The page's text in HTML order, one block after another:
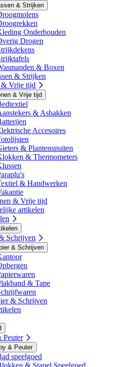
& Strijken
Onderhouden
Drogen
& Boxen
& Strijken
& Vrije tijd
& Vrije tijd
& Asbakken
Accesoires
& Plantenspuiten
& Thermometers
& Handwerken
& Vrije tijd
artikelen
Schrijven
& Schrijven
& Tape
& Schrijven
Peuter
& Peuter
speelgoed
& Stapel Speelgoed